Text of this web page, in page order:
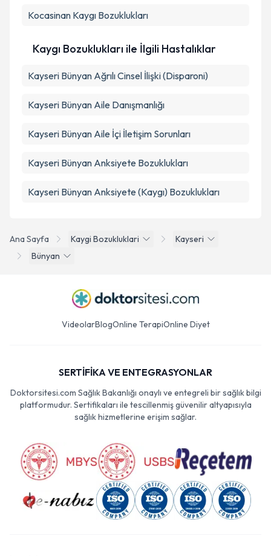
Ana Sayfa Kaygi Bozukluklari
Kayseri
Bünyan
Kocasinan Kaygı Bozuklukları
Kaygı Bozuklukları ile İlgili Hastalıklar
Kayseri Bünyan Ağrılı Cinsel İlişki (Disparoni)
Kayseri Bünyan Aile Danışmanlığı
Kayseri Bünyan Aile İçi İletişim Sorunları
Kayseri Bünyan Anksiyete Bozuklukları
Kayseri Bünyan Anksiyete (Kaygı) Bozuklukları
VideolarBlogOnline TerapiOnline Diyet
SERTİFİKA VE ENTEGRASYONLAR
Doktorsitesi.com Sağlık Bakanlığı onaylı ve entegreli bir sağlık bilgi
platformudur. Sertifikaları ile tescillenmiş güvenilir altyapısıyla
sağlık hizmetlerine erişim sağlar.